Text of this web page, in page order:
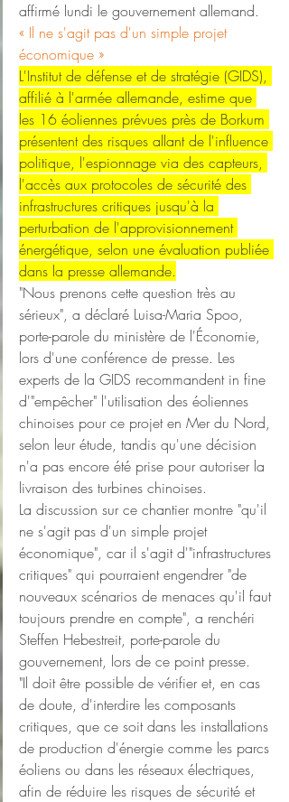
affirmé lundi le gouvernement allemand.
« Il ne s'agit pas d'un simple projet
économique »
L'Institut de défense et de stratégie (GIDS),
affilié à l'armée allemande, estime que
les 16 éoliennes prévues près de Borkum
présentent des risques allant de l'influence
politique, l'espionnage via des capteurs,
l'accès aux protocoles de sécurité des
infrastructures critiques jusqu'à la
perturbation de l'approvisionnement
énergétique, selon une évaluation publiée
dans la presse allemande.
"Nous prenons cette question très au
sérieux", a déclaré Luisa-Maria Spoo,
porte-parole du ministère de l'Économie,
lors d'une conférence de presse. Les
experts de la GIDS recommandent in fine
d'"empêcher" l'utilisation des éoliennes
chinoises pour ce projet en Mer du Nord,
selon leur étude, tandis qu'une décision
n'a pas encore été prise pour autoriser la
livraison des turbines chinoises.
La discussion sur ce chantier montre "qu'il
ne s'agit pas d'un simple projet
économique", car il s'agit d'"infrastructures
critiques" qui pourraient engendrer "de
nouveaux scénarios de menaces qu'il faut
toujours prendre en compte", a renchéri
Steffen Hebestreit, porte-parole du
gouvernement, lors de ce point presse.
"Il doit être possible de vérifier et, en cas
de doute, d'interdire les composants
critiques, que ce soit dans les installations
de production d'énergie comme les parcs
éoliens ou dans les réseaux électriques,
afin de réduire les risques de sécurité et